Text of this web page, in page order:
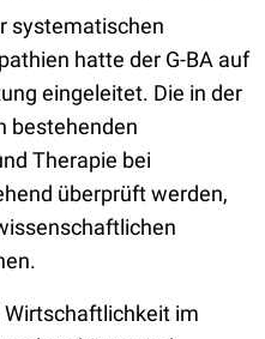
systematischen
hatte der G-BA auf
eingeleitet. Die in der
bestehenden
Therapie bei
überprüft werden,
im